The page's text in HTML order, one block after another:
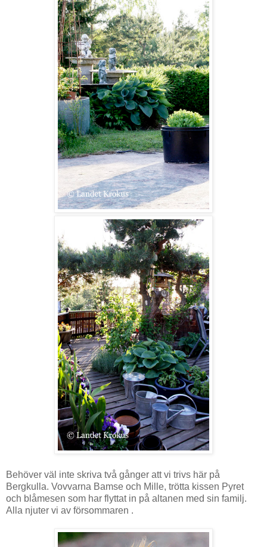
Behöver väl inte skriva två gånger att vi trivs här på
Bergkulla. Vovvarna Bamse och Mille, trötta kissen Pyret
och blåmesen som har flyttat in på altanen med sin familj.
Alla njuter vi av försommaren .